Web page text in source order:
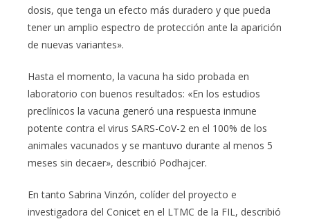
dosis, que tenga un efecto más duradero y que pueda
tener un amplio espectro de protección ante la aparición
de nuevas variantes».
Hasta el momento, la vacuna ha sido probada en
laboratorio con buenos resultados: «En los estudios
preclínicos la vacuna generó una respuesta inmune
potente contra el virus SARS-CoV-2 en el 100% de los
animales vacunados y se mantuvo durante al menos 5
meses sin decaer», describió Podhajcer.
En tanto Sabrina Vinzón, colíder del proyecto e
investigadora del Conicet en el LTMC de la FIL, describió